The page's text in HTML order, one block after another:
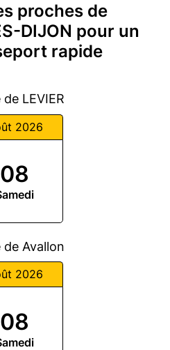
proches de
DIJON pour un
rapide
LEVIER
2026
08
de Avallon
2026
08